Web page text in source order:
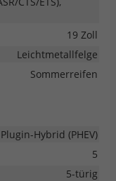
19 Zoll
Leichtmetallfelge
Sommerreifen
Plugin-Hybrid (PHEV)
5
5-türig